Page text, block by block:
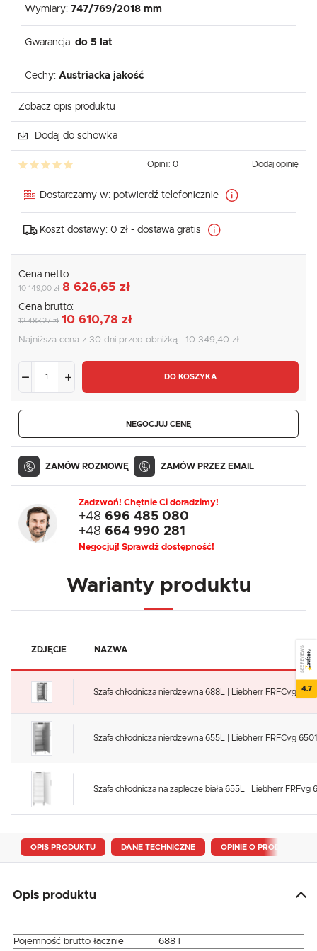
Wymiary: 747/769/2018 mm
Gwarancja: do 5 lat
Cechy: Austriacka jakość
Zobacz opis produktu
Dodaj do schowka
Opinii: 0 Dodaj opinię
Dostarczamy w: potwierdź telefonicznie
Koszt dostawy: 0 zł - dostawa gratis
Cena netto:
10 149,00 zł 8 626,65 zł
Cena brutto:
12 483,27 zł 10 610,78 zł
Najniższa cena z 30 dni przed obniżką: 10 349,40 zł
DO KOSZYKA
NEGOCJUJ CENĘ
ZAMÓW ROZMOWĘ ZAMÓW PRZEZ EMAIL
Zadzwoń! Chętnie Ci doradzimy!
+48 696 485 080
+48 664 990 281
Negocjuj! Sprawdź dostępność!
Warianty produktu
ZDJĘCIE NAZWA
Szafa chłodnicza nierdzewna 688L | Liebherr FRFCvg 6511
Szafa chłodnicza nierdzewna 655L | Liebherr FRFCvg
Szafa chłodnicza na zaplecze biała 655L | Liebherr FRFvg
OPIS PRODUKTU DANE TECHNICZNE OPINIE O PRODUKCIE
Opis produktu
Pojemność brutto łącznie
688 l
SEE REVIEWS
4.7